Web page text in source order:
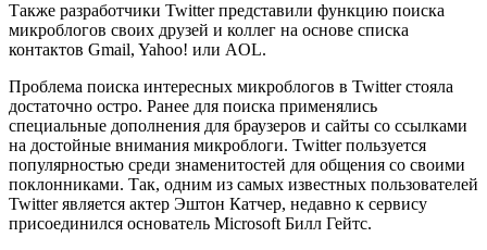
Также разработчики Twitter представили функцию поиска
микроблогов своих друзей и коллег на основе списка
контактов Gmail, Yahoo! или AOL.
Проблема поиска интересных микроблогов в Twitter стояла
достаточно остро. Ранее для поиска применялись
специальные дополнения для браузеров и сайты со ссылками
на достойные внимания микроблоги. Twitter пользуется
популярностью среди знаменитостей для общения со своими
поклонниками. Так, одним из самых известных пользователей
Twitter является актер Эштон Катчер, недавно к сервису
присоединился основатель Microsoft Билл Гейтс.